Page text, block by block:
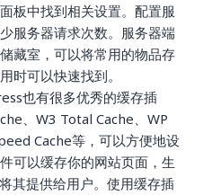
板中找到相关设置。配置服
服务器请求次数。服务器端
藏室，可以将常用的物品存
时可以快速找到。
也有很多优秀的缓存插
、W3 Total Cache、WP
Cache等，可以方便地设
可以缓存你的网站页面，生
其提供给用户。使用缓存插